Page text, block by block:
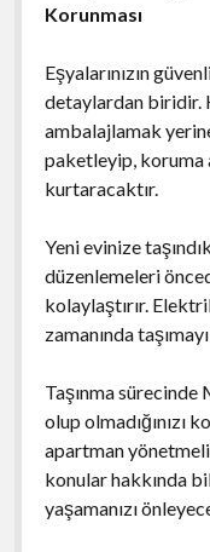
Korunması
Eşyalarınızın
detaylardan biridir.
ambalajlamak
paketleyip, koruma
kurtaracaktır.
Yeni evinize
düzenlemeleri
kolaylaştırır.
zamanında
Taşınma sürecinde
olup olmadığınızı
apartman
konular hakkında
yaşamanızı